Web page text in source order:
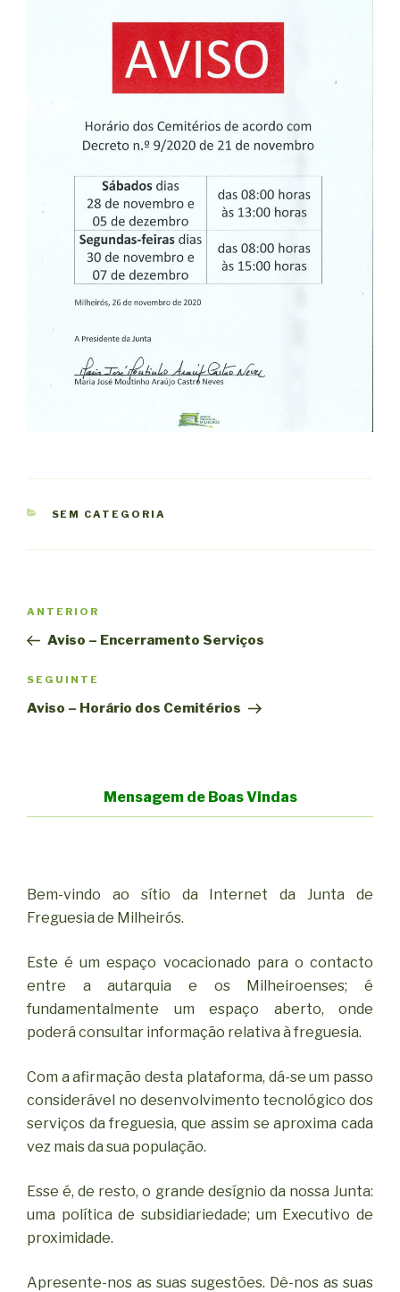
CATEGORIAS
SEM CATEGORIA
artigos
Conteúdo
anterior
ANTERIOR
Aviso – Encerramento Serviços
Conteúdo
seguinte
SEGUINTE
Aviso – Horário dos Cemitérios
Mensagem de Boas Vindas
Bem-vindo ao sítio da Internet da Junta de
Freguesia de Milheirós.
Este é um espaço vocacionado para o contacto
entre a autarquia e os Milheiroenses; é
fundamentalmente um espaço aberto, onde
poderá consultar informação relativa à freguesia.
Com a afirmação desta plataforma, dá-se um passo
considerável no desenvolvimento tecnológico dos
serviços da freguesia, que assim se aproxima cada
vez mais da sua população.
Esse é, de resto, o grande desígnio da nossa Junta:
uma política de subsidiariedade; um Executivo de
proximidade.
Apresente-nos as suas sugestões. Dê-nos as suas